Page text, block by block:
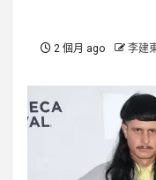
2 個月 ago 李建